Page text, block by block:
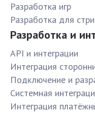
Разработка игр
Разработка для
Разработка и
API и интеграции
Интеграция
Подключение и
Системная
Интеграция